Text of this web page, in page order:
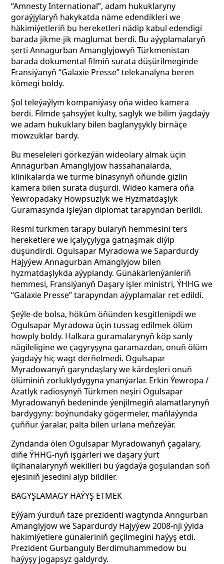
“Amnesty International”, adam hukuklaryny
goraýjylaryň hakykatda näme edendikleri we
häkimiýetleriň bu hereketleri nädip kabul edendigi
barada jikme-jik maglumat berdi. Bu aýyplamalaryň
şerti Annagurban Amanglyjowyň Türkmenistan
barada dokumental filmiň surata düşürilmeginde
Fransiýanyň “Galaxie Presse” telekanalyna beren
kömegi boldy.
Şol teleýaýlym kompaniýasy oňa wideo kamera
berdi. Filmde şahsyýet kulty, saglyk we bilim ýagdaýy
we adam hukuklary bilen baglanyşykly birnäçe
mowzuklar bardy.
Bu meseleleri görkezýän wideolary almak üçin
Annagurban Amanglyjow hassahanalarda,
klinikalarda we türme binasynyň öňünde gizlin
kamera bilen surata düşürdi. Wideo kamera oňa
Ýewropadaky Howpsuzlyk we Hyzmatdaşlyk
Guramasynda işleýän diplomat tarapyndan berildi.
Resmi türkmen tarapy bularyň hemmesini ters
hereketlere we içalyçylyga gatnaşmak diýip
düşündirdi. Ogulsapar Myradowa we Sapardurdy
Hajyýew Annagurban Amanglyjow bilen
hyzmatdaşlykda aýyplandy. Günäkärlenýänleriň
hemmesi, Fransiýanyň Daşary işler ministri, ÝHHG we
“Galaxie Presse” tarapyndan aýyplamalar ret edildi.
Şeýle-de bolsa, höküm öňünden kesgitlenipdi we
Ogulsapar Myradowa üçin tussag edilmek ölüm
howply boldy. Halkara guramalarynyň köp sanly
nägileligine we çagyryşyna garamazdan, onuň ölüm
ýagdaýy hiç wagt derňelmedi. Ogulsapar
Myradowanyň garyndaşlary we kärdeşleri onuň
ölüminiň zorluklydygyna ynanýarlar. Erkin Ýewropa /
Azatlyk radiosynyň Türkmen neşiri Ogulsapar
Myradowanyň bedeninde ýenjilmegiň alamatlarynyň
bardygyny: boýnundaky gögermeler, maňlaýynda
çuňňur ýaralar, palta bilen urlana meňzeýär.
Zyndanda ölen Ogulsapar Myradowanyň çagalary,
diňe ÝHHG-nyň işgärleri we daşary ýurt
ilçihanalarynyň wekilleri bu ýagdaýa goşulandan soň
ejesiniň jesedini alyp bildiler.
BAGYŞLAMAGY HAÝYŞ ETMEK
Eýýäm ýurduň täze prezidenti wagtynda Anngurban
Amanglyjow we Sapardurdy Hajyýew 2008-nji ýylda
häkimiýetlere günäleriniň geçilmegini haýyş etdi.
Prezident Gurbanguly Berdimuhammedow bu
haýyşy jogapsyz galdyrdy.